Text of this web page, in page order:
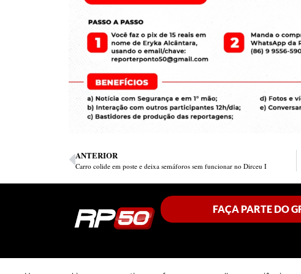
ANTERIOR
Carro colide em poste e deixa semáforos sem funcionar no Dirceu I
FAÇA PARTE DO